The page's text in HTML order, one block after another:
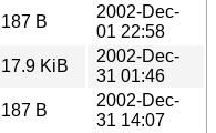
187 B
2002-Dec-
01 22:58
17.9 KiB
2002-Dec-
31 01:46
187 B
2002-Dec-
31 14:07